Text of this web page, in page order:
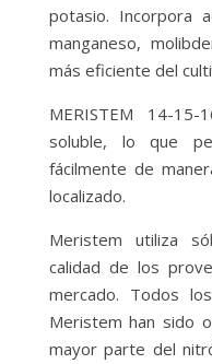
potasio. Incorpora
manganeso,
más eficiente del
MERISTEM 14-
soluble, lo que
fácilmente de
localizado.
Meristem utiliza
calidad de los
mercado. Todos
Meristem han sido
mayor parte del